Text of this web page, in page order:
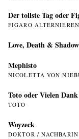
Der tollste Tag oder
FIGARO
Love, Death &
Mephisto
NICOLETTA VON
Toto oder Vielen
TOTO
Woyzeck
DOKTOR /